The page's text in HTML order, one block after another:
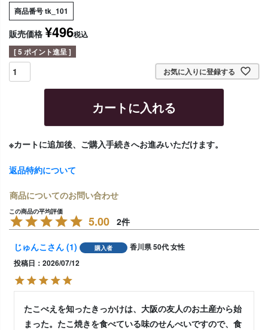
商品番号tk_101
販売価格 ¥496税込
[5 ポイント進呈 ]
お気に入りに登録する
カートに入れる
※カートに追加後、ご購入手続きへお進みいただけます。
返品特約について
商品についてのお問い合わせ
5.00 2
じゅんこ 1 購入者 香川県50代女性
投稿日
2026/07/12
たこべえを知ったきっかけは、大阪の友人のお土産から始
まった。たこ焼きを食べている味のせんべいですので、食